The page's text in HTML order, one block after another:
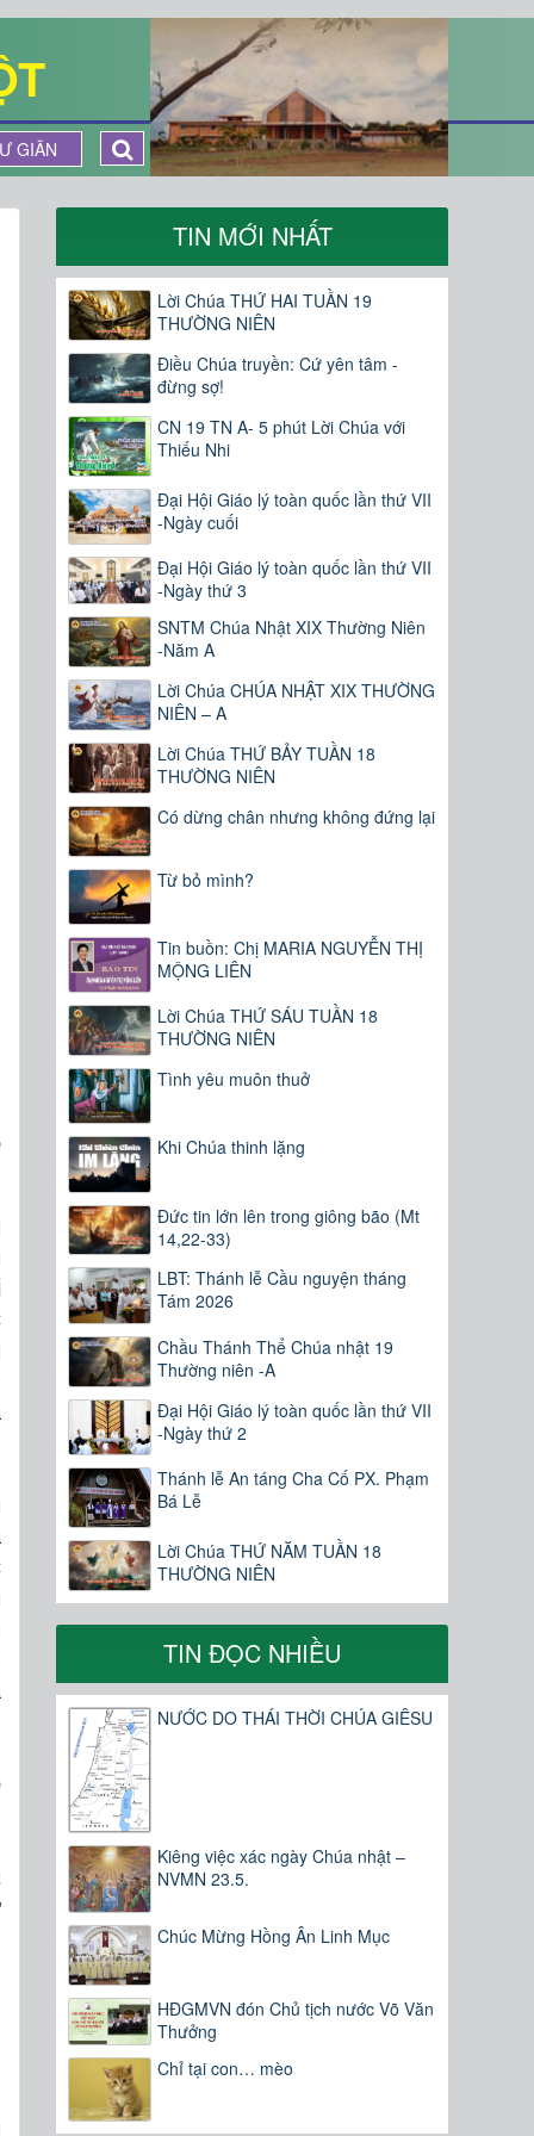
GIÃN
TIN MỚI NHẤT
Lời Chúa THỨ HAI TUẦN 19
THƯỜNG NIÊN
Điều Chúa truyền: Cứ yên tâm -
đừng sợ!
CN 19 TN A- 5 phút Lời Chúa với
Thiếu Nhi
Đại Hội Giáo lý toàn quốc lần thứ VII
-Ngày cuối
Đại Hội Giáo lý toàn quốc lần thứ VII
-Ngày thứ 3
SNTM Chúa Nhật XIX Thường Niên
-Năm A
Lời Chúa CHÚA NHẬT XIX THƯỜNG
NIÊN – A
Lời Chúa THỨ BẢY TUẦN 18
THƯỜNG NIÊN
Có dừng chân nhưng không đứng lại
Từ bỏ mình?
Tin buồn: Chị MARIA NGUYỄN THỊ
MỘNG LIÊN
Lời Chúa THỨ SÁU TUẦN 18
THƯỜNG NIÊN
Tình yêu muôn thuở
Khi Chúa thinh lặng
Đức tin lớn lên trong giông bão (Mt
14,22-33)
LBT: Thánh lễ Cầu nguyện tháng
Tám 2026
Chầu Thánh Thể Chúa nhật 19
Thường niên -A
Đại Hội Giáo lý toàn quốc lần thứ VII
-Ngày thứ 2
Thánh lễ An táng Cha Cố PX. Phạm
Bá Lễ
Lời Chúa THỨ NĂM TUẦN 18
THƯỜNG NIÊN
TIN ĐỌC NHIỀU
NƯỚC DO THÁI THỜI CHÚA GIÊSU
Kiêng việc xác ngày Chúa nhật –
NVMN 23.5.
Chúc Mừng Hồng Ân Linh Mục
HĐGMVN đón Chủ tịch nước Võ Văn
Thưởng
Chỉ tại con… mèo